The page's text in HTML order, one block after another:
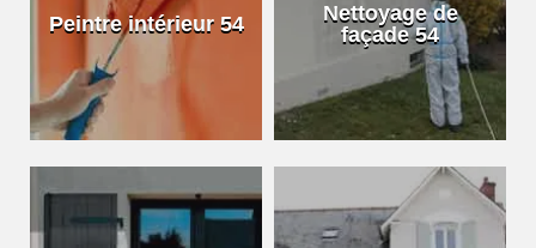
Peintre intérieur 54
Nettoyage de
façade 54